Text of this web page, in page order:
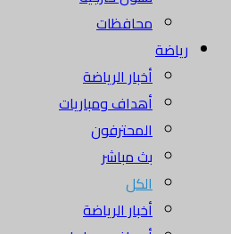
محافظات
رياضة
أخبار الرياضة
أهداف ومباريات
المحترفون
بث مباشر
الكل
أخبار الرياضة